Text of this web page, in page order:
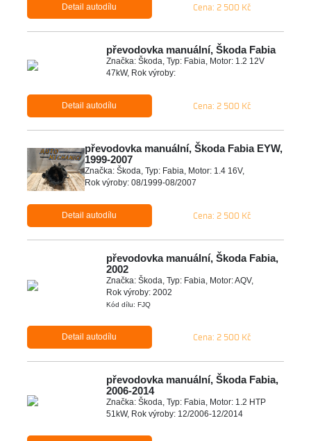
Detail autodílu Cena: 2 500 Kč
převodovka manuální, Škoda Fabia
Značka: Škoda, Typ: Fabia, Motor: 1.2 12V
47kW, Rok výroby:
Detail autodílu Cena: 2 500 Kč
převodovka manuální, Škoda Fabia EYW,
1999-2007
Značka: Škoda, Typ: Fabia, Motor: 1.4 16V,
Rok výroby: 08/1999-08/2007
Detail autodílu Cena: 2 500 Kč
převodovka manuální, Škoda Fabia,
2002
Značka: Škoda, Typ: Fabia, Motor: AQV,
Rok výroby: 2002
Kód dílu: FJQ
Detail autodílu Cena: 2 500 Kč
převodovka manuální, Škoda Fabia,
2006-2014
Značka: Škoda, Typ: Fabia, Motor: 1.2 HTP
51kW, Rok výroby: 12/2006-12/2014